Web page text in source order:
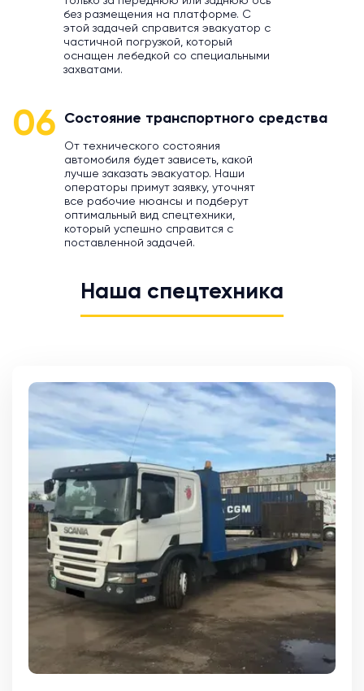
без размещения на платформе. С
этой задачей справится эвакуатор с
частичной погрузкой, который
оснащен лебедкой со специальными
захватами.
06 Состояние транспортного средства
От технического состояния
автомобиля будет зависеть, какой
лучше заказать эвакуатор. Наши
операторы примут заявку, уточнят
все рабочие нюансы и подберут
оптимальный вид спецтехники,
который успешно справится с
поставленной задачей.
Наша спецтехника